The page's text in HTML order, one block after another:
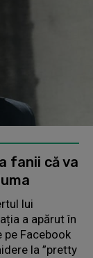
fanii că va
lui
a apărut în
Facebook
la ”pretty